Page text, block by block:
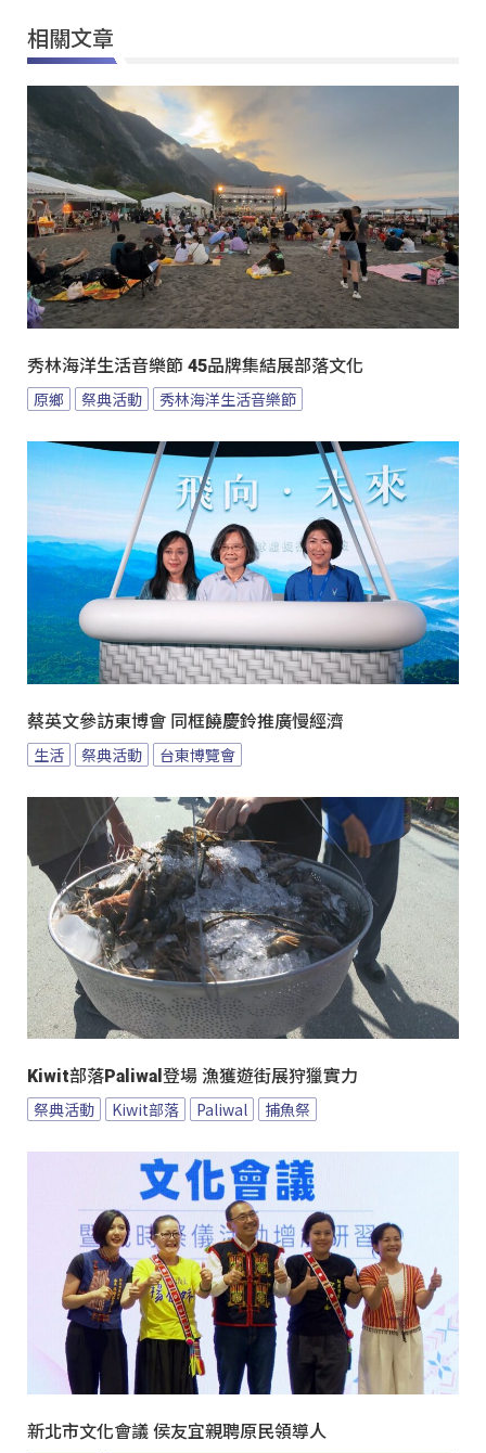
相關文章
秀林海洋生活音樂節 45品牌集結展部落文化
原鄉 祭典活動 秀林海洋生活音樂節
蔡英文參訪東博會 同框饒慶鈴推廣慢經濟
生活 祭典活動 台東博覽會
Kiwit部落Paliwal登場 漁獲遊街展狩獵實力
祭典活動 Kiwit部落 Paliwal 捕魚祭
新北市文化會議 侯友宜親聘原民領導人